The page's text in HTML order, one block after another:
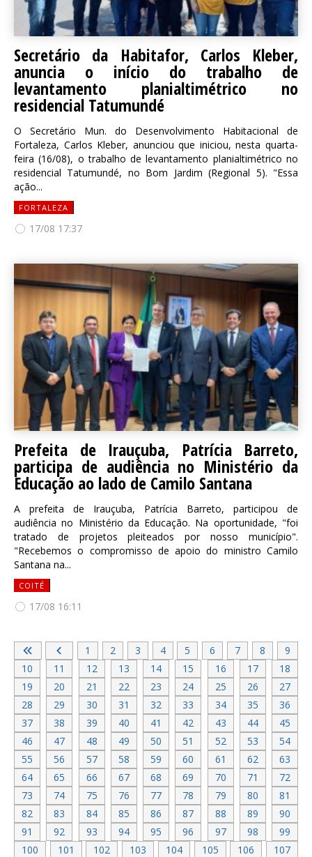
Secretário da Habitafor, Carlos Kleber,
anuncia o início do trabalho de
levantamento planialtimétrico no
residencial Tatumundé
O Secretário Mun. do Desenvolvimento Habitacional de
Fortaleza, Carlos Kleber, anunciou que iniciou, nesta quarta-
feira (16/08), o trabalho de levantamento planialtimétrico no
residencial Tatumundé, no Bom Jardim (Regional 5). "Essa
ação...
FORTALEZA
17/08 17:37
Prefeita de Irauçuba, Patrícia Barreto,
participa de audiência no Ministério da
Educação ao lado de Camilo Santana
A prefeita de Irauçuba, Patrícia Barreto, participou de
audiência no Ministério da Educação. Na oportunidade, "foi
tratado de projetos pleiteados por nosso município".
"Recebemos o compromisso de apoio do ministro Camilo
Santana na...
COITÉ
17/08 16:11
1 2 3 4 5 6 7 8
9
10
11 12 13 14 15 16 17
18
19
20 21 22 23 24 25 26
27
28
29 30 31 32 33 34 35
36
37
38 39 40 41 42 43 44
45
46
47 48 49 50 51 52 53
54
55
56 57 58 59 60 61 62
63
64
65 66 67 68 69 70 71
72
73
74 75 76 77 78 79 80
81
82
83 84 85 86 87 88 89
90
91
92 93 94 95 96 97 98
99
100
101 102 103 104 105 106
107